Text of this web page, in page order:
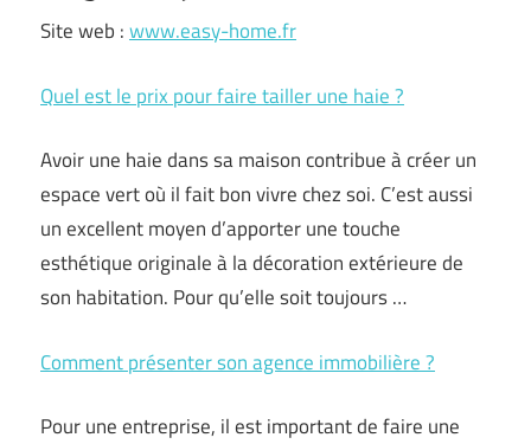
Site web :www.easy-home.fr
Quel est le prix pour faire tailler une haie ?
Avoir une haie dans sa maison contribue à créer un
espace vert où il fait bon vivre chez soi. C’est aussi
un excellent moyen d’apporter une touche
esthétique originale à la décoration extérieure de
son habitation. Pour qu’elle soit toujours …
Comment présenter son agence immobilière ?
Pour une entreprise, il est important de faire une